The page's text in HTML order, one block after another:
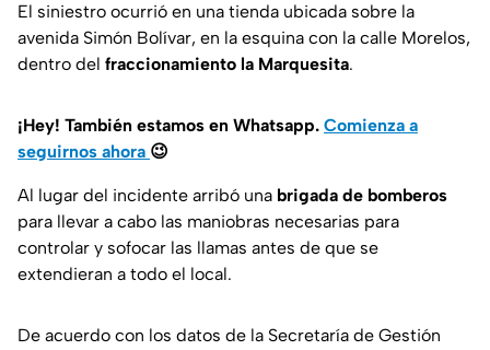
El siniestro ocurrió en una tienda ubicada sobre la
avenida Simón Bolívar, en la esquina con la calle Morelos,
dentro del fraccionamiento la Marquesita.
¡Hey! También estamos en Whatsapp. Comienza a
seguirnos ahora 😉
Al lugar del incidente arribó una brigada de bomberos
para llevar a cabo las maniobras necesarias para
controlar y sofocar las llamas antes de que se
extendieran a todo el local.
De acuerdo con los datos de la Secretaría de Gestión